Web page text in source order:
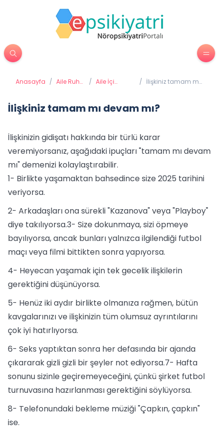
Anasayfa / Aile Ruh
/ Aile İçi
/ İlişkiniz tamam mı
İlişkiniz tamam mı devam mı?
İlişkinizin gidişatı hakkında bir türlü karar
veremiyorsanız, aşağıdaki ipuçları "tamam mı devam
mı" demenizi kolaylaştırabilir.
1- Birlikte yaşamaktan bahsedince size 2025 tarihini
veriyorsa.
2- Arkadaşları ona sürekli "Kazanova" veya "Playboy"
diye takılıyorsa.3- Size dokunmaya, sizi öpmeye
bayılıyorsa, ancak bunları yalnızca ilgilendiği futbol
maçı veya filmi bittikten sonra yapıyorsa.
4- Heyecan yaşamak için tek gecelik ilişkilerin
gerektiğini düşünüyorsa.
5- Henüz iki aydır birlikte olmanıza rağmen, bütün
kavgalarınızı ve ilişkinizin tüm olumsuz ayrıntılarını
çok iyi hatırlıyorsa.
6- Seks yaptıktan sonra her defasında bir ajanda
çıkararak gizli gizli bir şeyler not ediyorsa.7- Hafta
sonunu sizinle geçiremeyeceğini, çünkü şirket futbol
turnuvasına hazırlanması gerektiğini söylüyorsa.
8- Telefonundaki bekleme müziği "Çapkın, çapkın"
ise.